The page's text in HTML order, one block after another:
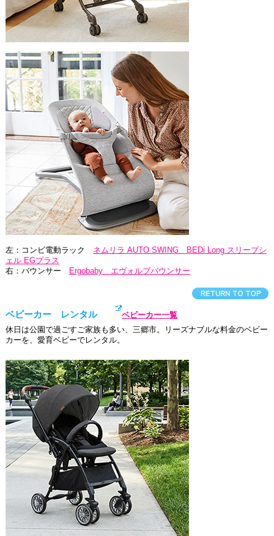
左：コンビ電動ラック ネムリラ AUTO SWING BEDi Long スリープシ
ェル EGプラス
右：バウンサー
Ergobaby エヴォルブバウンサー
ベビーカー レンタル
ベビーカー一覧
休日は公園で過ごすご家族も多い、三郷市。リーズナブルな料金のベビー
カーを、愛育ベビーでレンタル。